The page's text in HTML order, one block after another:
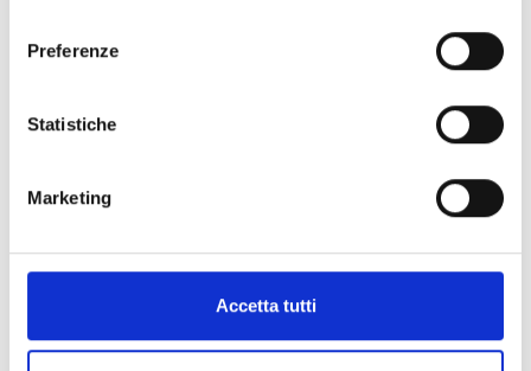
Preferenze
Statistiche
Marketing
Accetta tutti